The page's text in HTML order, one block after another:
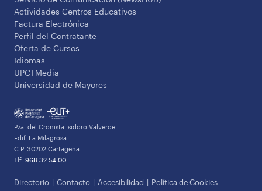
Actividades Centros Educativos
Factura Electrónica
Perfil del Contratante
Oferta de Cursos
Idiomas
UPCTMedia
Universidad de Mayores
Pza. del Cronista Isidoro Valverde
Edif. La Milagrosa
C.P. 30202 Cartagena
Tlf: 968 32 54 00
Directorio Contacto Accesibilidad
Política de Cookies